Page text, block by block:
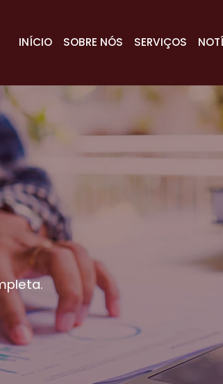
INÍCIO SOBRE NÓS SERVIÇOS